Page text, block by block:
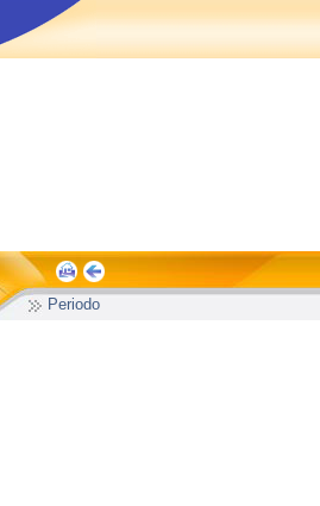
Periodo